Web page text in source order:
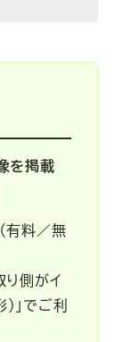
を掲載
（有料／無
り側がイ
」でご利